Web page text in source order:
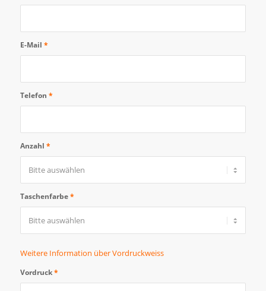
E-Mail *
Telefon *
Anzahl *
Taschenfarbe*
Weitere Information über Vordruckweiss
Vordruck*